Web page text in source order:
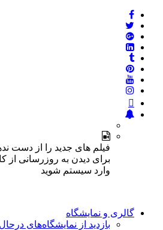
فیلم های جدید را از دست
برای دیدن به روزرسانی از
وارد سیستم شوید
گالری و نمایشگاه
بازدید از نمایشگاه‌های